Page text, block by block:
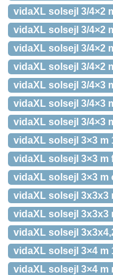
vidaXL solsejl 3/4×2
vidaXL solsejl 3/4×2
vidaXL solsejl 3/4×2
vidaXL solsejl 3/4×2
vidaXL solsejl 3/4×3
vidaXL solsejl 3/4×3
vidaXL solsejl 3/4×3
vidaXL solsejl 3×3 m
vidaXL solsejl 3×3
vidaXL solsejl 3×3
vidaXL solsejl 3x3x3
vidaXL solsejl
vidaXL solsejl
vidaXL solsejl 3×4 m
vidaXL solsejl 3×4